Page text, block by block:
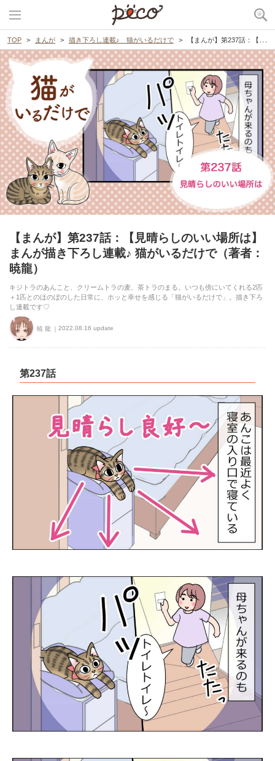
TOP まんが 描き下ろし連載♪ 猫がいるだけで 【まんが】第237話：【見晴らしのいい場所は】まんが描き下ろし連載♪ 猫がいるだけで（著者：暁龍）
【まんが】第237話：【見晴らしのいい場所は】
まんが描き下ろし連載♪ 猫がいるだけで（著者：
暁龍）
キジトラのあんこと、クリームトラの麦、茶トラのまる。いつも傍にいてくれる2匹
＋1匹とのほのぼのした日常に、ホッと幸せを感じる「猫がいるだけで」。描き下ろ
し連載です♡
暁 龍 2022.08.16 update
第237話